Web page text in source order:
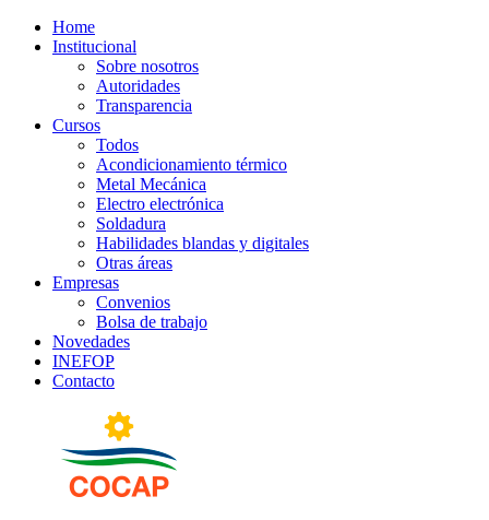
Home
Institucional
Sobre nosotros
Autoridades
Transparencia
Cursos
Todos
Acondicionamiento térmico
Metal Mecánica
Electro electrónica
Soldadura
Habilidades blandas y digitales
Otras áreas
Empresas
Convenios
Bolsa de trabajo
Novedades
INEFOP
Contacto